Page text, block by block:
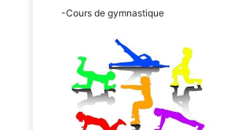
-Cours de gymnastique